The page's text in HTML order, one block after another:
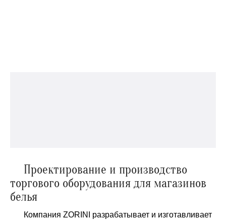
Проектирование и производство
торгового оборудования для магазинов
белья
Компания ZORINI разрабатывает и изготавливает